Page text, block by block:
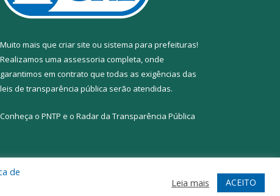
Muito mais que criar site ou sistema para prefeituras!
Realizamos uma assessoria completa, onde
garantimos em contrato que todas as exigências das
leis de transparência pública serão atendidas.
Conheça o PNTP e o Radar da Transparência Pública
Acessar Webmail
de
Leia mais ACEITO